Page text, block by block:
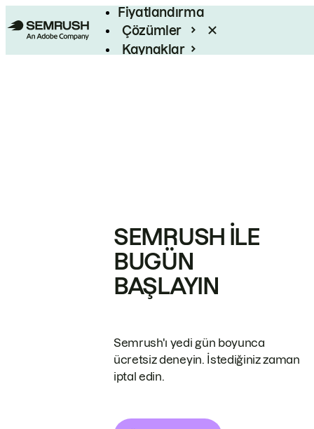
Fiyatlandırma
Çözümler
Kaynaklar
SEMRUSH ILE
BUGÜN
BAŞLAYIN
Semrush'ı yedi gün boyunca
ücretsiz deneyin. İstediğiniz zaman
iptal edin.